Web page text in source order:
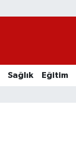
Sağlık Eğitim